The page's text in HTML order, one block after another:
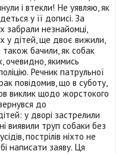
і втекли! Не уявляю, як
у її дописі. За
забрали незнайомці,
у дітей, ще двоє вижили,
бачили, як собак
очевидно, якимись
Речник патрульної
повідомив, що в суботу,
виклик щодо жорстокого
до
у дворі застрелили
виявили труп собаки без
пострілів ніхто не
написати заяву. Ця